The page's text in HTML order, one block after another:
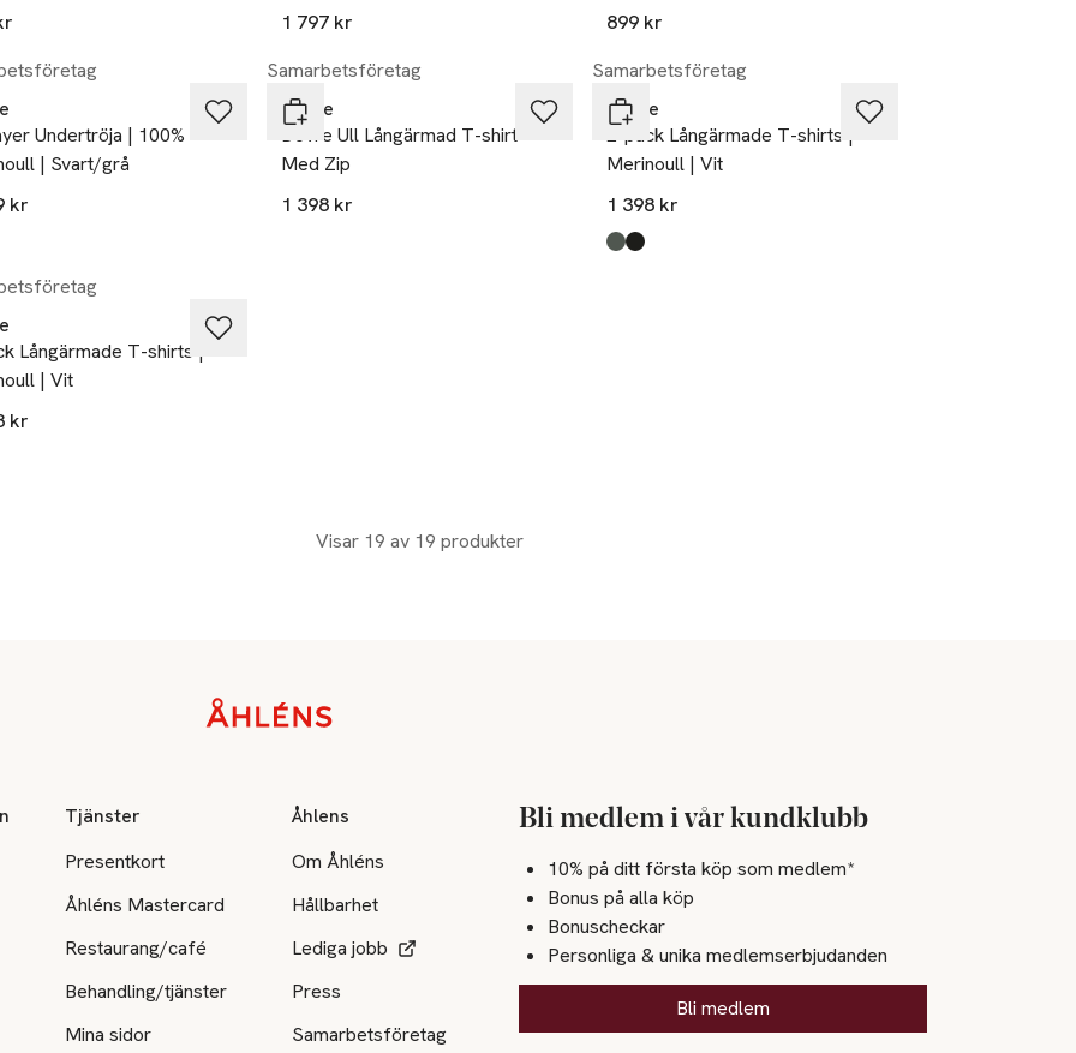
1 797 kr
899 kr
Undertröja | 100%
| Svart/grå
kr
Samarbetsföretag
Dovre
Dovre Ull Långärmad T-shirt
Med Zip
1 398 kr
Samarbetsföretag
Dovre
2-pack Långärmade T-shirts |
Merinoull | Vit
1 398 kr
Produkten finns i färgerna:
green
black
Långärmade T-shirts |
| Vit
kr
finns i färgerna:
Visar 19 av 19 produkter
Tjänster
Presentkort
Åhléns Mastercard
Restaurang/café
Behandling/tjänster
Mina sidor
Åhlens
Om Åhléns
Hållbarhet
Lediga jobb
Press
Samarbetsföretag
Bli medlem i vår kundklubb
10% på ditt första köp som medlem*
Bonus på alla köp
Bonuscheckar
Personliga & unika medlemserbjudanden
Bli medlem